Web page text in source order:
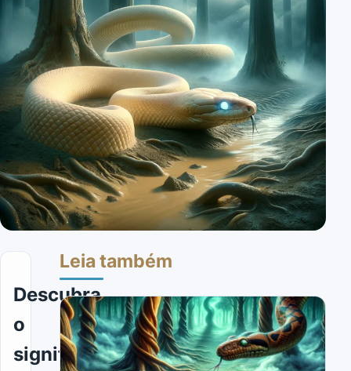
Descubra
o
significado
Leia também